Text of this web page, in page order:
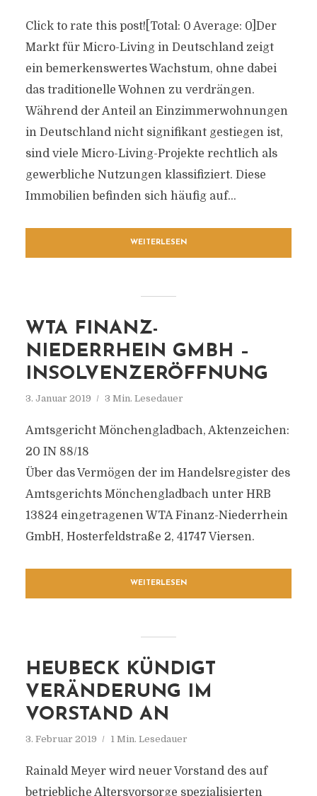
Click to rate this post![Total: 0 Average: 0]Der
Markt für Micro-Living in Deutschland zeigt
ein bemerkenswertes Wachstum, ohne dabei
das traditionelle Wohnen zu verdrängen.
Während der Anteil an Einzimmerwohnungen
in Deutschland nicht signifikant gestiegen ist,
sind viele Micro-Living-Projekte rechtlich als
gewerbliche Nutzungen klassifiziert. Diese
Immobilien befinden sich häufig auf...
WEITERLESEN
WTA FINANZ-
NIEDERRHEIN GMBH –
INSOLVENZERÖFFNUNG
3. Januar 2019 3 Min. Lesedauer
Amtsgericht Mönchengladbach, Aktenzeichen:
20 IN 88/18
Über das Vermögen der im Handelsregister des
Amtsgerichts Mönchengladbach unter HRB
13824 eingetragenen WTA Finanz-Niederrhein
GmbH, Hosterfeldstraße 2, 41747 Viersen.
WEITERLESEN
HEUBECK KÜNDIGT
VERÄNDERUNG IM
VORSTAND AN
3. Februar 2019 1 Min. Lesedauer
Rainald Meyer wird neuer Vorstand des auf
betriebliche Altersvorsorge spezialisierten